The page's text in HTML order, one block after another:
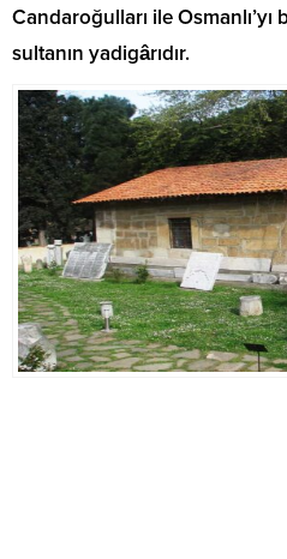
Candaroğulları ile
sultanın yadigârıdır.